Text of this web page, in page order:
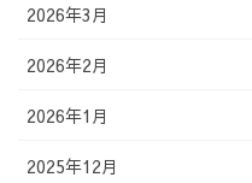
2026年3月
2026年2月
2026年1月
2025年12月